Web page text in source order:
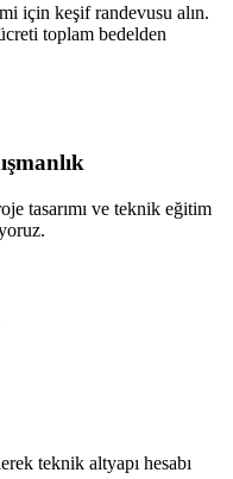
için keşif randevusu alın.
toplam bedelden
tasarımı ve teknik eğitim
teknik altyapı hesabı